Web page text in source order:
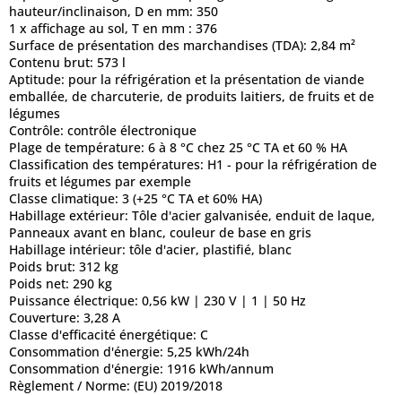
hauteur/inclinaison, D en mm: 350
1 x affichage au sol, T en mm : 376
Surface de présentation des marchandises (TDA): 2,84 m²
Contenu brut: 573 l
Aptitude: pour la réfrigération et la présentation de viande
emballée, de charcuterie, de produits laitiers, de fruits et de
légumes
Contrôle: contrôle électronique
Plage de température: 6 à 8 °C chez 25 °C TA et 60 % HA
Classification des températures: H1 - pour la réfrigération de
fruits et légumes par exemple
Classe climatique: 3 (+25 °C TA et 60% HA)
Habillage extérieur: Tôle d'acier galvanisée, enduit de laque,
Panneaux avant en blanc, couleur de base en gris
Habillage intérieur: tôle d'acier, plastifié, blanc
Poids brut: 312 kg
Poids net: 290 kg
Puissance électrique: 0,56 kW | 230 V | 1 | 50 Hz
Couverture: 3,28 A
Classe d'efficacité énergétique: C
Consommation d'énergie: 5,25 kWh/24h
Consommation d'énergie: 1916 kWh/annum
Règlement / Norme: (EU) 2019/2018